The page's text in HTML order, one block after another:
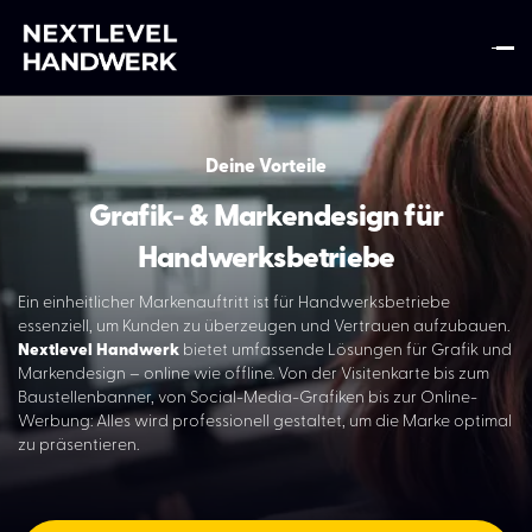
Übersicht der Leistungen
Contentproduktion: Foto & Videoaufnahmen
Social Media Marketing
Webseiten Erstellung
Grafik- & Markendesign
Deine Vorteile
Grafik- & Markendesign für
Handwerksbetriebe
Ein einheitlicher Markenauftritt ist für Handwerksbetriebe
essenziell, um Kunden zu überzeugen und Vertrauen aufzubauen.
Nextlevel Handwerk bietet umfassende Lösungen für Grafik und
Markendesign – online wie offline. Von der Visitenkarte bis zum
Baustellenbanner, von Social-Media-Grafiken bis zur Online-
Werbung: Alles wird professionell gestaltet, um die Marke optimal
zu präsentieren.